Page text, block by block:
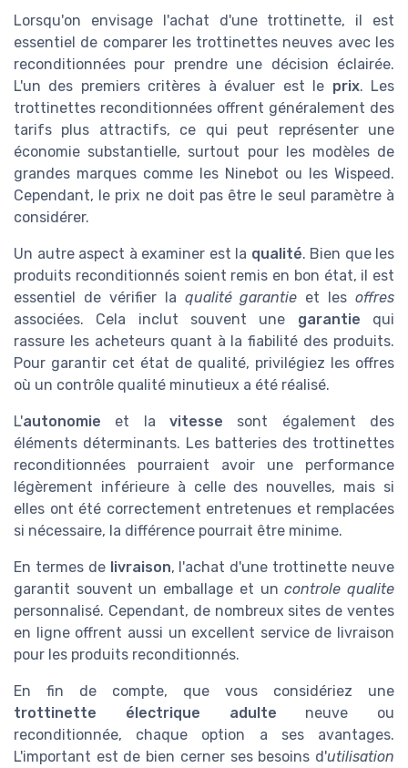
Lorsqu'on envisage l'achat d'une trottinette, il est
essentiel de comparer les trottinettes neuves avec les
reconditionnées pour prendre une décision éclairée.
L'un des premiers critères à évaluer est le prix. Les
trottinettes reconditionnées offrent généralement des
tarifs plus attractifs, ce qui peut représenter une
économie substantielle, surtout pour les modèles de
grandes marques comme les Ninebot ou les Wispeed.
Cependant, le prix ne doit pas être le seul paramètre à
considérer.
Un autre aspect à examiner est la qualité. Bien que les
produits reconditionnés soient remis en bon état, il est
essentiel de vérifier la qualité garantie et les offres
associées. Cela inclut souvent une garantie qui
rassure les acheteurs quant à la fiabilité des produits.
Pour garantir cet état de qualité, privilégiez les offres
où un contrôle qualité minutieux a été réalisé.
L'autonomie et la vitesse sont également des
éléments déterminants. Les batteries des trottinettes
reconditionnées pourraient avoir une performance
légèrement inférieure à celle des nouvelles, mais si
elles ont été correctement entretenues et remplacées
si nécessaire, la différence pourrait être minime.
En termes de livraison, l'achat d'une trottinette neuve
garantit souvent un emballage et uncontrole qualite
personnalisé. Cependant, de nombreux sites de ventes
en ligne offrent aussi un excellent service de livraison
pour les produits reconditionnés.
En fin de compte, que vous considériez une
trottinette électrique adulte neuve ou
reconditionnée, chaque option a ses avantages.
L'important est de bien cerner ses besoins d'utilisation